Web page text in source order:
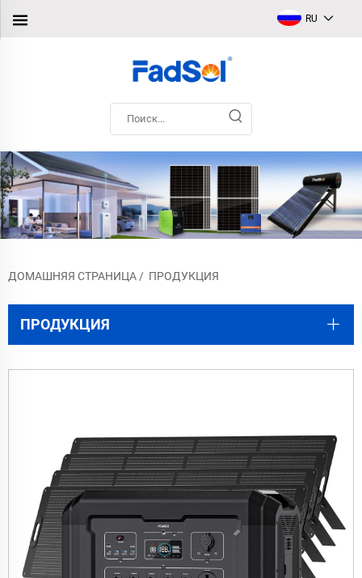
RU
ДОМАШНЯЯ СТРАНИЦА / ПРОДУКЦИЯ
ПРОДУКЦИЯ